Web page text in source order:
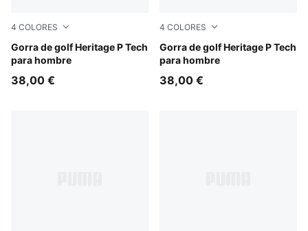
4 COLORES
Gorra de golf Heritage P Tech
para hombre
PUMA Black-White Glow
38,00 €
4 COLORES
Gorra de golf Heritage P Tech
para hombre
Deep Navy-White Glow
38,00 €